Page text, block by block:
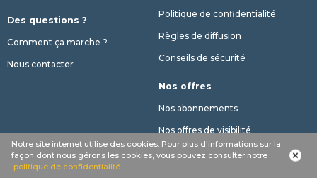
Notre site internet utilise des cookies. Pour plus d'informations sur la
façon dont nous gérons les cookies, vous pouvez consulter notre
politique de confidentialité
Des questions ?
Comment ça marche ?
Nous contacter
Politique de confidentialité
Règles de diffusion
Conseils de sécurité
Nos offres
Nos abonnements
Nos offres de visibilité
Limitation annonces gratuites